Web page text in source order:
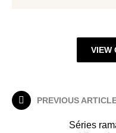
VIEW
PREVIOUS
Séries